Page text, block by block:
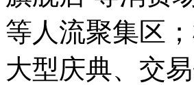
等人流聚集区
大型庆典、交